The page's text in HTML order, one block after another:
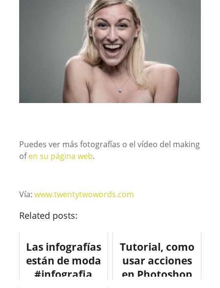
Puedes ver más fotografías o el vídeo del making
ofen su página web.
Vía: www.twentytwowords.com
Related posts:
Las infografías
están de moda
#infografia
Tutorial, como
usar acciones
en Photoshop